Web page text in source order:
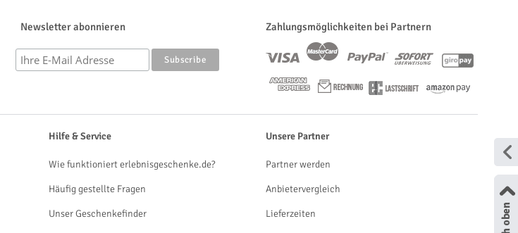
Newsletter abonnieren Zahlungsmöglichkeiten bei Partnern
Hilfe & Service
Wie funktioniert erlebnisgeschenke.de?
Häufig gestellte Fragen
Unser Geschenkefinder
Unsere Partner
Partner werden
Anbietervergleich
Lieferzeiten